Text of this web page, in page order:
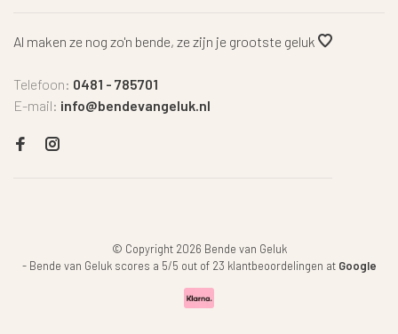
Al maken ze nog zo'n bende, ze zijn je grootste geluk
Telefoon: 0481 - 785701
E-mail: info@bendevangeluk.nl
© Copyright 2026 Bende van Geluk
- Bende van Geluk scores a 5/5 out of 23 klantbeoordelingen at Google